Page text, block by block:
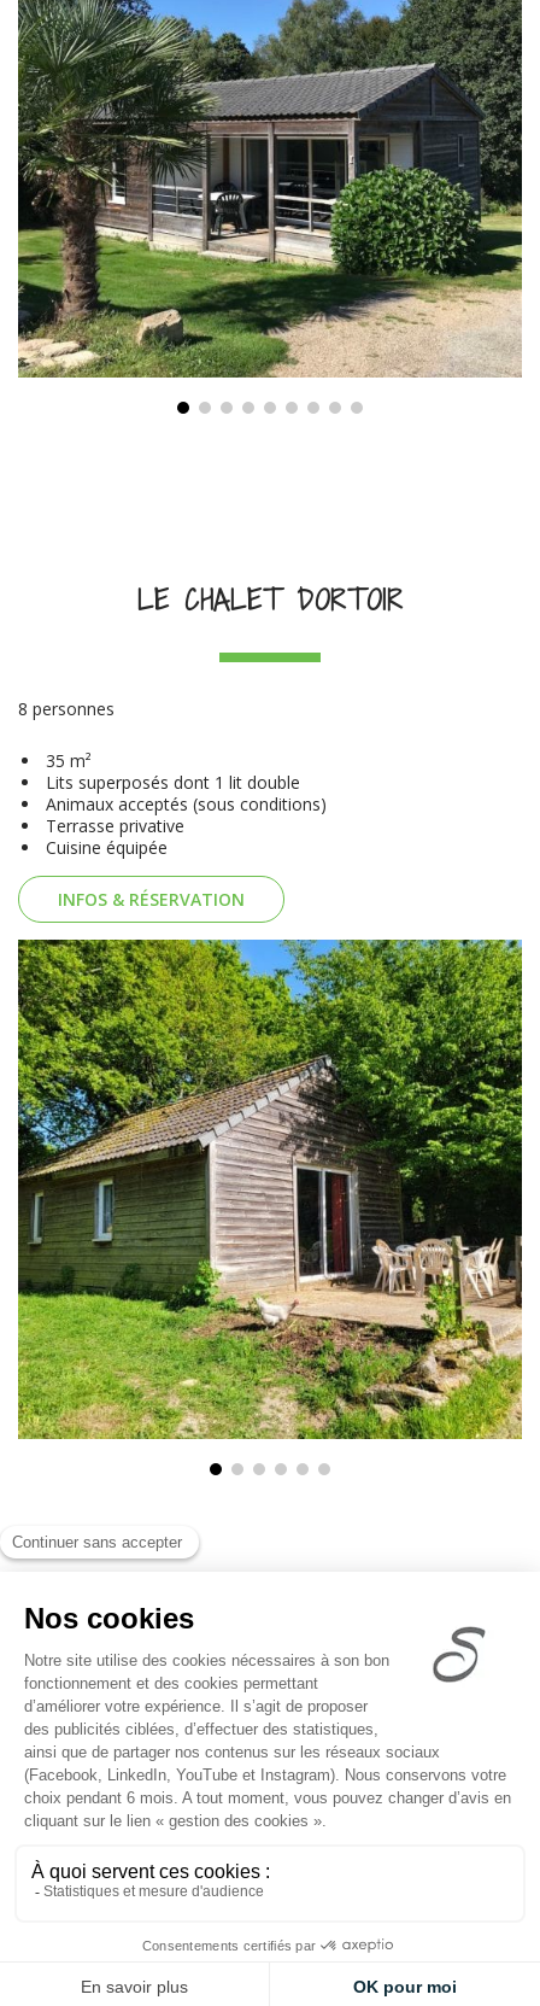
LE CHALET DORTOIR
8 personnes
35 m²
Lits superposés dont 1 lit double
Animaux acceptés (sous conditions)
Terrasse privative
Cuisine équipée
INFOS & RÉSERVATION
8 Canquisquelen
56540 KERNASCLEDEN
06.87.99.12.34
Règlement intérieur Mentions légales